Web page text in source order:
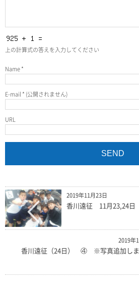
上の計算式の答えを入力してください
Name*
E-mail * (公開されません)
URL
2019年11月23日
香川遠征 11月23,24日
2019年
香川遠征（24日） ④ ※写真追加しま